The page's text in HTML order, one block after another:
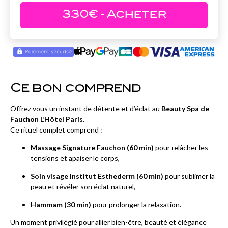
330€- Acheter
Ce bon comprend
Offrez vous un instant de détente et d’éclat au Beauty Spa de
Fauchon L’Hôtel Paris.
Ce rituel complet comprend :
Massage Signature Fauchon (60 min) pour relâcher les
tensions et apaiser le corps,
Soin visage Institut Esthederm (60 min) pour sublimer la
peau et révéler son éclat naturel,
Hammam (30 min) pour prolonger la relaxation.
Un moment privilégié pour allier bien-être, beauté et élégance